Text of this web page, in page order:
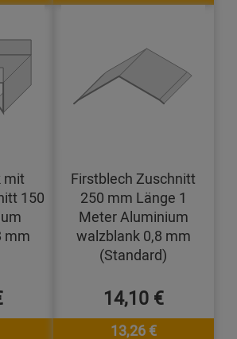
mit
150
mm
Firstblech Zuschnitt
250 mm Länge 1
Meter Aluminium
walzblank 0,8 mm
(Standard)
14,10 €
13,26 €